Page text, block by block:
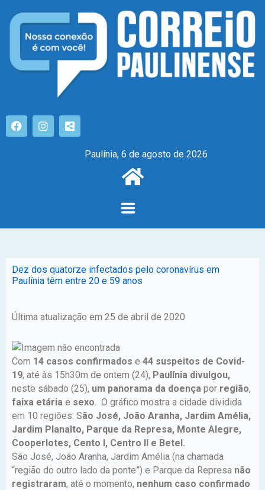
Paulínia, 6 de agosto de 2026
Dez dos quatorze infectados pelo coronavírus em
Paulínia têm entre 20 e 59 anos
Última atualização em 25 de abril de 2020
Com 14 casos confirmados e 44 suspeitos de Covid-
19, até às 15h30m de ontem (24), Paulínia divulgou,
neste sábado (25), um panorama da doença por região,
faixa etária e sexo. O gráfico mostra a cidade dividida
em 10 regiões: São José, João Aranha, Jardim Amélia,
Jardim Planalto, Parque da Represa, Monte Alegre,
Cooperlotes, Cento I, Centro II e Betel.
São José, João Aranha, Jardim Amélia (na chamada
“região do outro lado da ponte”) e Parque da Represa não
registraram, até o momento, nenhum caso confirmado